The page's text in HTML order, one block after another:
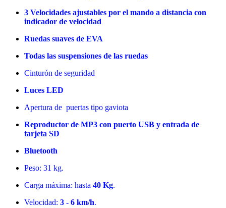
3 Velocidades ajustables por el mando a distancia con
indicador de velocidad
Ruedas suaves de EVA
Todas las suspensiones de las ruedas
Cinturón de seguridad
Luces LED
Apertura de puertas tipo gaviota
Reproductor de MP3 con puerto USB y entrada de
tarjeta SD
Bluetooth
Peso: 31 kg.
Carga máxima: hasta 40 Kg.
Velocidad: 3 - 6 km/h.